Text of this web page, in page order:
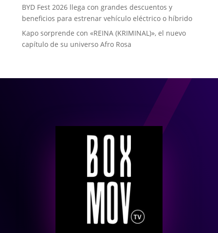
BYD Fest 2026 llega con grandes descuentos y
beneficios para estrenar vehículo eléctrico o híbrido
Kapo sorprende con «REINA (KRIMINAL)», el nuevo
capítulo de su universo Afro Rosa